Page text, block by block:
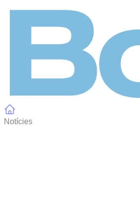
Notícies